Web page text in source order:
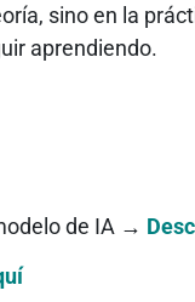
sino en la
aprendiendo.
de IA →